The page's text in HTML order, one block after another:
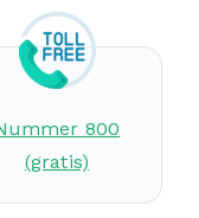
800
(gratis)